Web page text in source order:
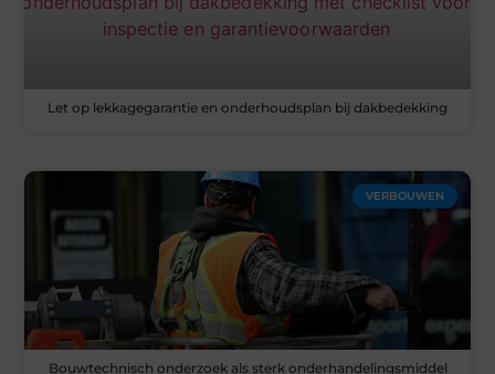
Let op lekkagegarantie en onderhoudsplan bij dakbedekking
VERBOUWEN
Bouwtechnisch onderzoek als sterk onderhandelingsmiddel